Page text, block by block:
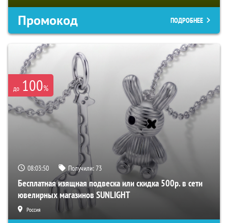
Промокод ПОДРОБНЕЕ
до 100%
08:03:49 Получили:73
Бесплатная изящная подвеска или скидка 500р. в сети
ювелирных магазинов SUNLIGHT
Россия